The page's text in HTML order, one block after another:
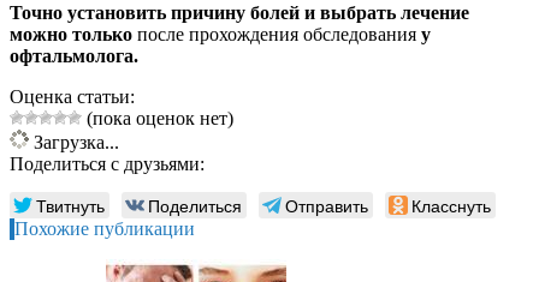
Точно установить причину болей и выбрать лечение
можно только после прохождения обследования у
офтальмолога.
Оценка статьи:
(пока оценок нет)
Загрузка...
Поделиться с друзьями:
Твитнуть Поделиться Отправить Класснуть
Похожие публикации